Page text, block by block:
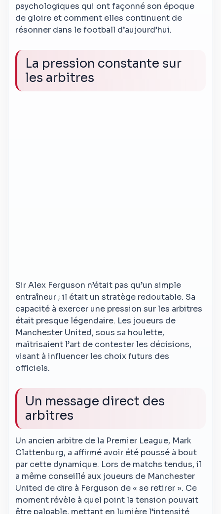
psychologiques qui ont façonné son époque
de gloire et comment elles continuent de
résonner dans le football d’aujourd’hui.
La pression constante sur
les arbitres
Sir Alex Ferguson n’était pas qu’un simple
entraîneur ; il était un stratège redoutable. Sa
capacité à exercer une pression sur les arbitres
était presque légendaire. Les joueurs de
Manchester United, sous sa houlette,
maîtrisaient l’art de contester les décisions,
visant à influencer les choix futurs des
officiels.
Un message direct des
arbitres
Un ancien arbitre de la Premier League, Mark
Clattenburg, a affirmé avoir été poussé à bout
par cette dynamique. Lors de matchs tendus, il
a même conseillé aux joueurs de Manchester
United de dire à Ferguson de « se retirer ». Ce
moment révèle à quel point la tension pouvait
être palpable, mettant en lumière l’intensité